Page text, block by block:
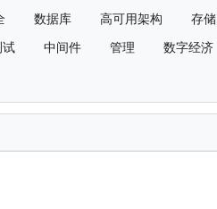
数据库 高可用架构 存储
试 中间件 管理 数字经济